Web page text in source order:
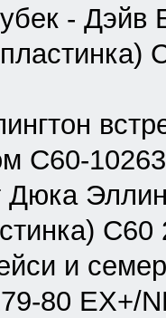
- Дэйв
С60-
Дюка
и
80 EX+/